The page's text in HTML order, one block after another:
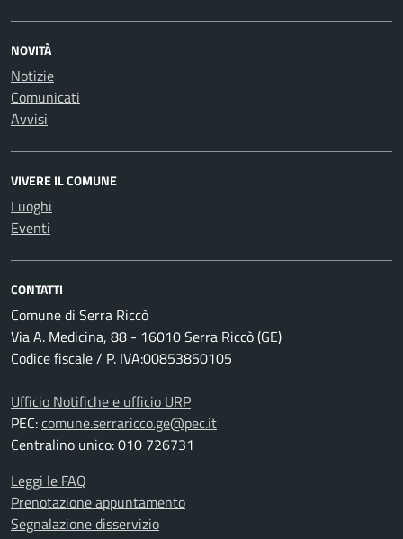
NOVITÀ
Notizie
Comunicati
Avvisi
VIVERE IL COMUNE
Luoghi
Eventi
CONTATTI
Comune di Serra Riccò
Via A. Medicina, 88 - 16010 Serra Riccò (GE)
Codice fiscale / P. IVA:00853850105
Ufficio Notifiche e ufficio URP
PEC:comune.serraricco.ge@pec.it
Centralino unico: 010 726731
Leggi le FAQ
Prenotazione appuntamento
Segnalazione disservizio